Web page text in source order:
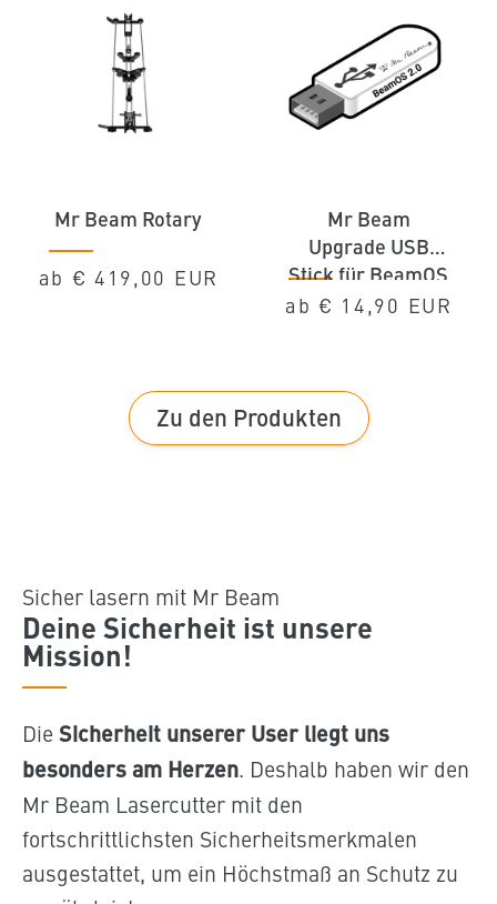
Mr Beam Rotary
Normaler
ab € 419,00 EUR
Mr Beam
Upgrade USB
Stick für BeamOS
2.0
Normaler
ab € 14,90 EUR
Zu den Produkten
Sicher lasern mit Mr Beam
Deine Sicherheit ist unsere
Mission!
Die Sicherheit unserer User liegt uns
besonders am Herzen. Deshalb haben wir den
Mr Beam Lasercutter mit den
fortschrittlichsten Sicherheitsmerkmalen
ausgestattet, um ein Höchstmaß an Schutz zu